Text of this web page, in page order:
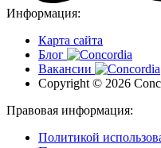
Информация:
Карта сайта
Блог
Вакансии
Copyright © 2026
Правовая информация:
Политикой